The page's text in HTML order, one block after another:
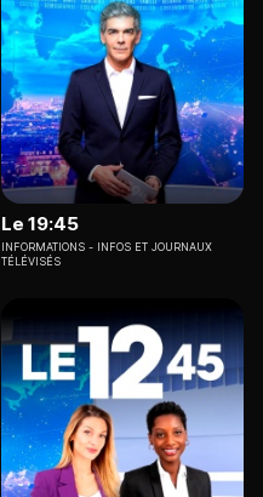
Le 19:45
INFORMATIONS
INFOS ET JOURNAUX
TÉLÉVISÉS